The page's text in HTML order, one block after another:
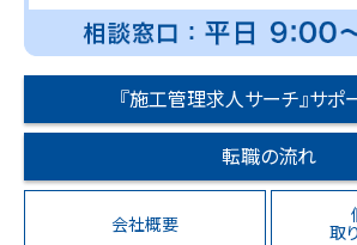
『施工管理求人サーチ』サポ
転職の流れ
会社概要 取